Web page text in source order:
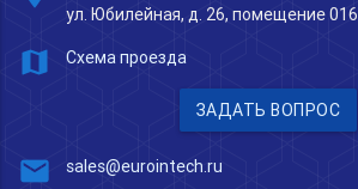
ул. Юбилейная, д. 26, помещение 016
map Схема проезда
ЗАДАТЬ ВОПРОС
mail sales@eurointech.ru